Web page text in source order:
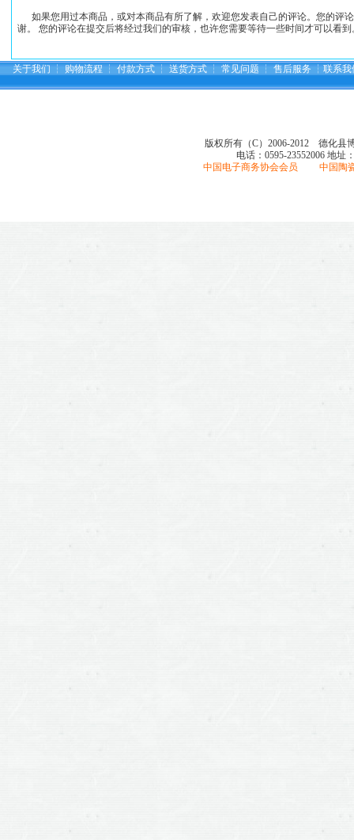
如果您用过本商品，或对本商品有所了解，欢迎您发表自己的评论。您的评
谢。 您的评论在提交后将经过我们的审核，也许您需要等待一些时间才可以看
关于我们 ┆ 购物流程 ┆ 付款方式 ┆ 送货方式 ┆ 常见问题 ┆ 售后服务 ┆ 联系我
版权所有（C）2006-2012 德化县
电话：0595-23552006 地址
中国电子商务协会会员 中国陶